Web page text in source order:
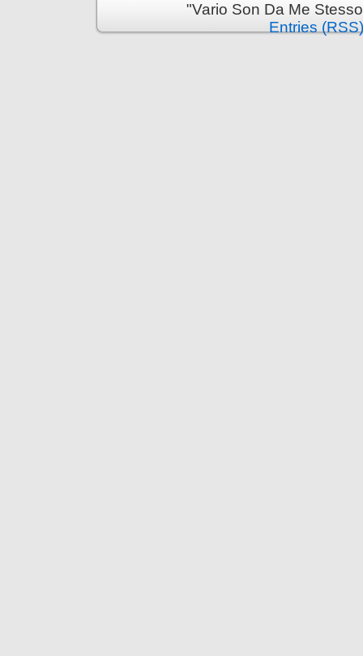
"Vario Son Da Me
Entries (RSS)